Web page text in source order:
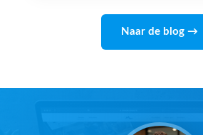
Naar de blog →